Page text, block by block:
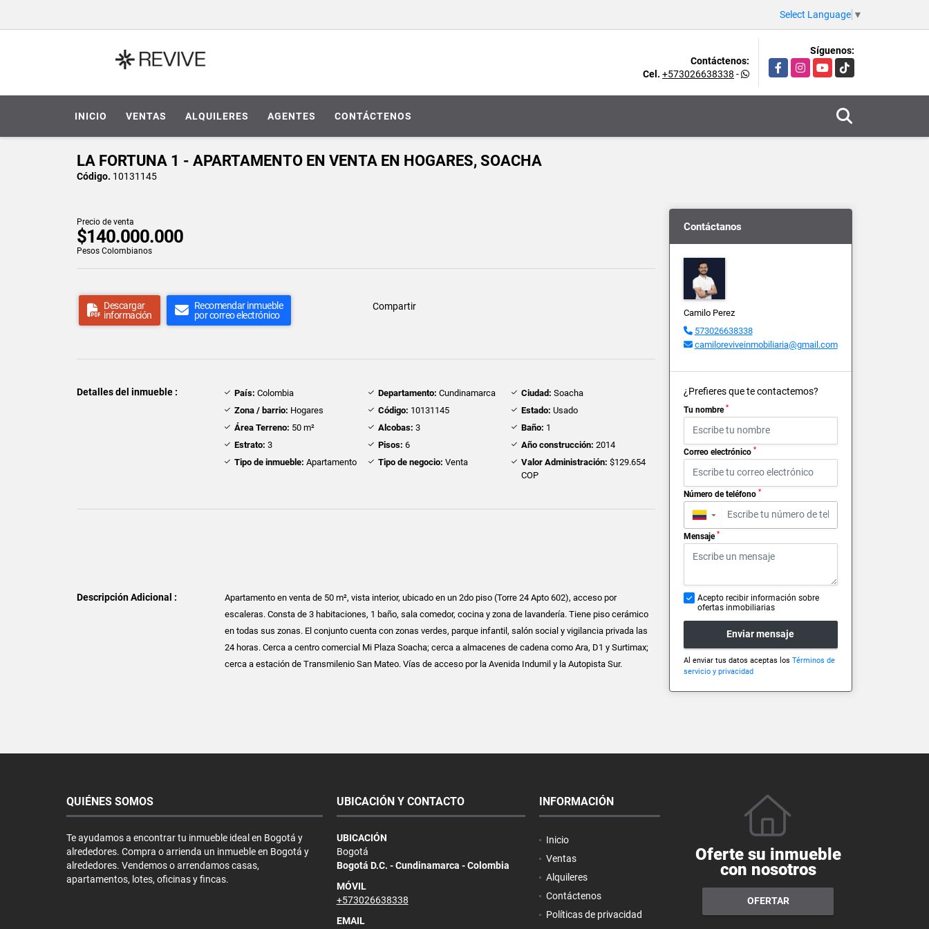
Select Language ▼
Contáctenos:
Cel. +573026638338 -
Síguenos:
FacebookInstagramYouTubeTikTok
INICIO VENTAS ALQUILERES AGENTES CONTÁCTENOS
LA FORTUNA 1 - APARTAMENTO EN VENTA EN HOGARES, SOACHA
Código. 10131145
Precio de venta
$140.000.000
Pesos Colombianos
Descargar
información
Recomendar inmueble
por correo electrónico
Compartir
Detalles del inmueble : País: Colombia Departamento: Cundinamarca Ciudad: Soacha
Zona / barrio: Hogares Código: 10131145 Estado: Usado
Área Terreno: 50 m² Alcobas: 3 Baño: 1
Estrato: 3 Pisos: 6 Año construcción: 2014
Tipo de inmueble: Apartamento Tipo de negocio: Venta Valor Administración: $129.654
COP
Descripción Adicional :
Apartamento en venta de 50 m², vista interior, ubicado en un 2do piso (Torre 24 Apto 602), acceso por
escaleras. Consta de 3 habitaciones, 1 baño, sala comedor, cocina y zona de lavandería. Tiene piso cerámico
en todas sus zonas. El conjunto cuenta con zonas verdes, parque infantil, salón social y vigilancia privada las
24 horas. Cerca a centro comercial Mi Plaza Soacha; cerca a almacenes de cadena como Ara, D1 y Surtimax;
cerca a estación de Transmilenio San Mateo. Vías de acceso por la Avenida Indumil y la Autopista Sur.
Contáctanos
Camilo Perez
573026638338
camiloreviveinmobiliaria@gmail.com
¿Prefieres que te contactemos?
Tu nombre *
Correo electrónico *
Número de teléfono *
▼
Mensaje *
Acepto recibir información sobre
ofertas inmobiliarias
Enviar mensaje
Al enviar tus datos aceptas los Términos de
servicio y privacidad
QUIÉNES SOMOS
Te ayudamos a encontrar tu inmueble ideal en Bogotá y
alrededores. Compra o arrienda un inmueble en Bogotá y
alrededores. Vendemos o arrendamos casas,
apartamentos, lotes, oficinas y fincas.
UBICACIÓN Y CONTACTO
UBICACIÓN
Bogotá
Bogotá D.C. - Cundinamarca - Colombia
MÓVIL
+573026638338
EMAIL
INFORMACIÓN
Inicio
Ventas
Alquileres
Contáctenos
Políticas de privacidad
Oferte su inmueble
con nosotros
OFERTAR